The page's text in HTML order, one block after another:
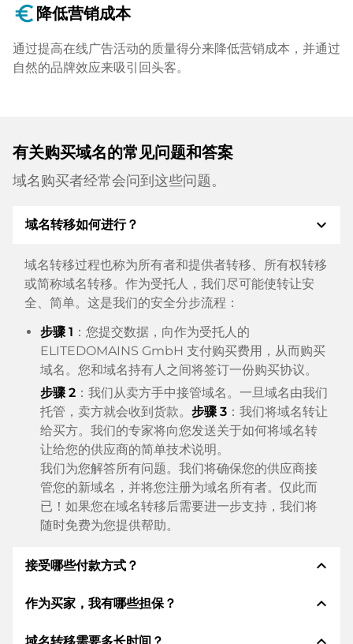
euro_symbol 降低营销成本
通过提高在线广告活动的质量得分来降低营销成本，并通过
自然的品牌效应来吸引回头客。
有关购买域名的常见问题和答案
域名购买者经常会问到这些问题。
域名转移如何进行？ expand_more
域名转移过程也称为所有者和提供者转移、所有权转移
或简称域名转移。作为受托人，我们尽可能使转让安
全、简单。这是我们的安全分步流程：
步骤 1 ：您提交数据，向作为受托人的
ELITEDOMAINS GmbH 支付购买费用，从而购买
域名。您和域名持有人之间将签订一份购买协议。
步骤 2 ：我们从卖方手中接管域名。一旦域名由我们
托管，卖方就会收到货款。 步骤 3 ：我们将域名转让
给买方。我们的专家将向您发送关于如何将域名转
让给您的供应商的简单技术说明。
我们为您解答所有问题。我们将确保您的供应商接
管您的新域名，并将您注册为域名所有者。仅此而
已！如果您在域名转移后需要进一步支持，我们将
随时免费为您提供帮助。
接受哪些付款方式？ expand_less
我们使用 SEPA 作为预付费，并使用 STRIPE 作为支
作为买家，我有哪些担保？ expand_less